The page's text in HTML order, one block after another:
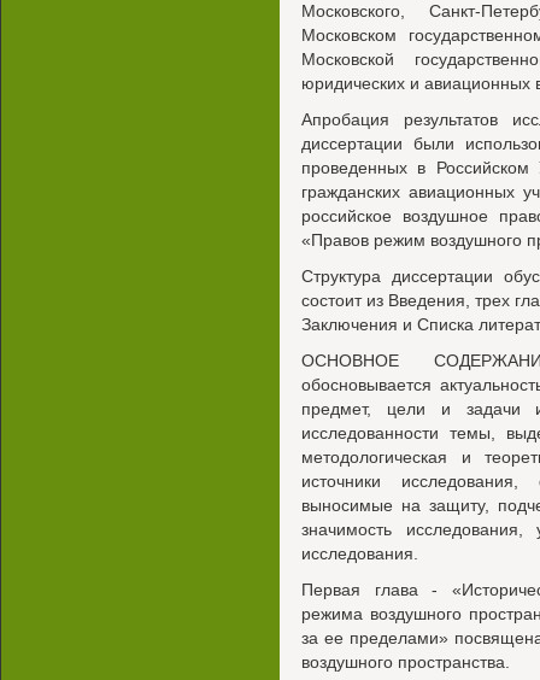
Московского, Санкт-
Московском
Московской
юридических и авиационных
Апробация результатов
диссертации были
проведенных в
гражданских авиационных
российское воздушное
«Правов режим воздушного
Структура диссертации
состоит из Введения, трех
Заключения и Списка
ОСНОВНОЕ
обосновывается
предмет, цели и задачи
исследованности темы,
методологическая и
источники
выносимые на защиту,
значимость исследования,
исследования.
Первая глава -
режима воздушного
за ее пределами»
воздушного пространства.